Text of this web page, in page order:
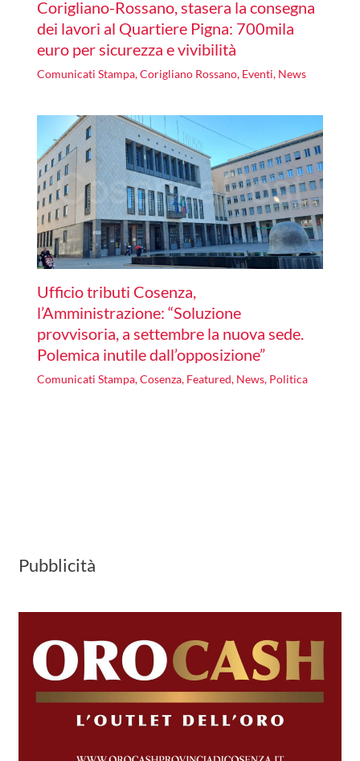
Corigliano-Rossano, stasera la consegna
dei lavori al Quartiere Pigna: 700mila
euro per sicurezza e vivibilità
Comunicati Stampa,Corigliano Rossano, Eventi, News
Ufficio tributi Cosenza,
l’Amministrazione: “Soluzione
provvisoria, a settembre la nuova sede.
Polemica inutile dall’opposizione”
Comunicati Stampa,Cosenza, Featured, News, Politica
Pubblicità